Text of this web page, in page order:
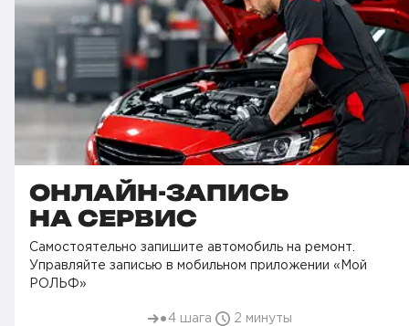
ОНЛАЙН-ЗАПИСЬ
НА СЕРВИС
Самостоятельно запишите автомобиль на ремонт.
Управляйте записью в мобильном приложении «Мой
РОЛЬФ»
4 шага 2 минуты